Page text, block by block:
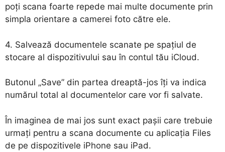
poți scana foarte repede mai multe documente prin
simpla orientare a camerei foto către ele.
4. Salvează documentele scanate pe spațiul de
stocare al dispozitivului sau în contul tău iCloud.
Butonul „Save” din partea dreaptă-jos îți va indica
numărul total al documentelor care vor fi salvate.
În imaginea de mai jos sunt exact pașii care trebuie
urmați pentru a scana documente cu aplicația Files
de pe dispozitivele iPhone sau iPad.